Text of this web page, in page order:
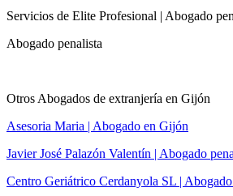
Servicios de Elite Profesional | Abogado
Abogado penalista
Otros Abogados de extranjería en Gijón
Asesoria Maria | Abogado en Gijón
Javier José Palazón Valentín | Abogado
Centro Geriátrico Cerdanyola SL |